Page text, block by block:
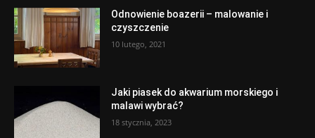
Odnowienie boazerii – malowanie i
czyszczenie
10 lutego, 2021
Jaki piasek do akwarium morskiego i
malawi wybrać?
18 stycznia, 2023